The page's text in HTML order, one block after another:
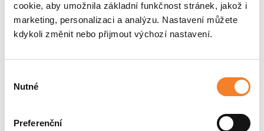
cookie, aby umožnila základní funkčnost stránek, jakož i
marketing, personalizaci a analýzu. Nastavení můžete
kdykoli změnit nebo přijmout výchozí nastavení.
souhlasu
Nutné
Preferenční